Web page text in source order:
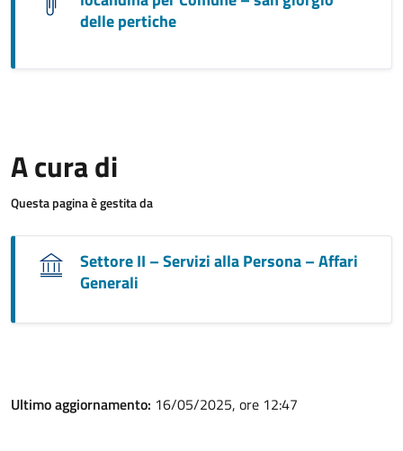
delle pertiche
A cura di
Questa pagina è gestita da
Settore II – Servizi alla Persona – Affari
Generali
Ultimo aggiornamento: 16/05/2025, ore 12:47